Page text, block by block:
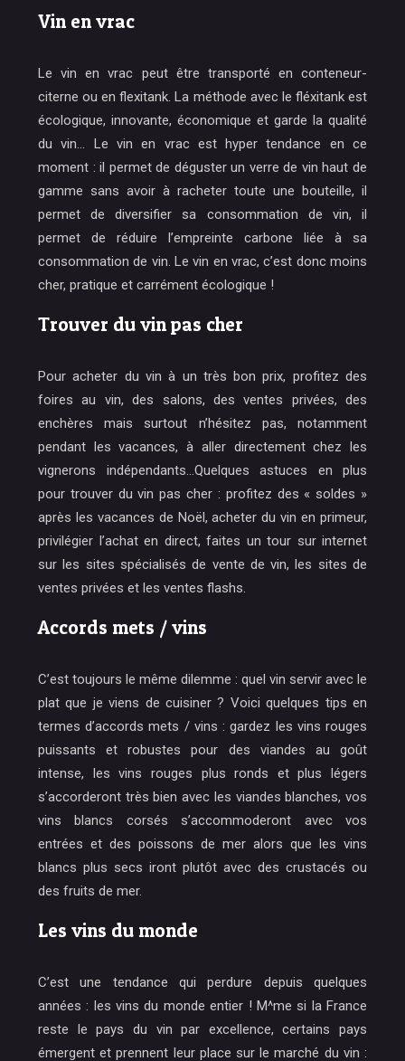
Vin en vrac
Le vin en vrac peut être transporté en conteneur-
citerne ou en flexitank. La méthode avec le fléxitank est
écologique, innovante, économique et garde la qualité
du vin… Le vin en vrac est hyper tendance en ce
moment : il permet de déguster un verre de vin haut de
gamme sans avoir à racheter toute une bouteille, il
permet de diversifier sa consommation de vin, il
permet de réduire l’empreinte carbone liée à sa
consommation de vin. Le vin en vrac, c’est donc moins
cher, pratique et carrément écologique !
Trouver du vin pas cher
Pour acheter du vin à un très bon prix, profitez des
foires au vin, des salons, des ventes privées, des
enchères mais surtout n’hésitez pas, notamment
pendant les vacances, à aller directement chez les
vignerons indépendants…Quelques astuces en plus
pour trouver du vin pas cher : profitez des « soldes »
après les vacances de Noël, acheter du vin en primeur,
privilégier l’achat en direct, faites un tour sur internet
sur les sites spécialisés de vente de vin, les sites de
ventes privées et les ventes flashs.
Accords mets / vins
C’est toujours le même dilemme : quel vin servir avec le
plat que je viens de cuisiner ? Voici quelques tips en
termes d’accords mets / vins : gardez les vins rouges
puissants et robustes pour des viandes au goût
intense, les vins rouges plus ronds et plus légers
s’accorderont très bien avec les viandes blanches, vos
vins blancs corsés s’accommoderont avec vos
entrées et des poissons de mer alors que les vins
blancs plus secs iront plutôt avec des crustacés ou
des fruits de mer.
Les vins du monde
C’est une tendance qui perdure depuis quelques
années : les vins du monde entier ! M^me si la France
reste le pays du vin par excellence, certains pays
émergent et prennent leur place sur le marché du vin :